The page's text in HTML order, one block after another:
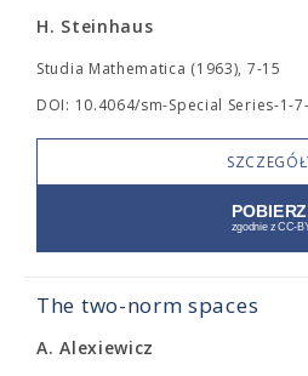
H. Steinhaus
Studia Mathematica (1963), 7-15
DOI: 10.4064/sm-Special Series-1-
The two-norm spaces
A. Alexiewicz